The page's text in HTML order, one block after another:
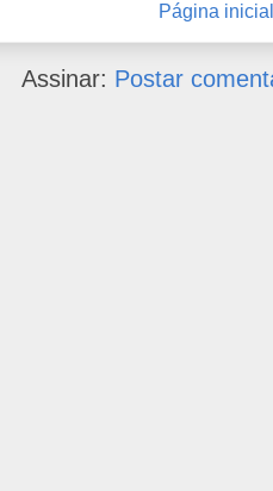
Página inicial
Assinar: Postar